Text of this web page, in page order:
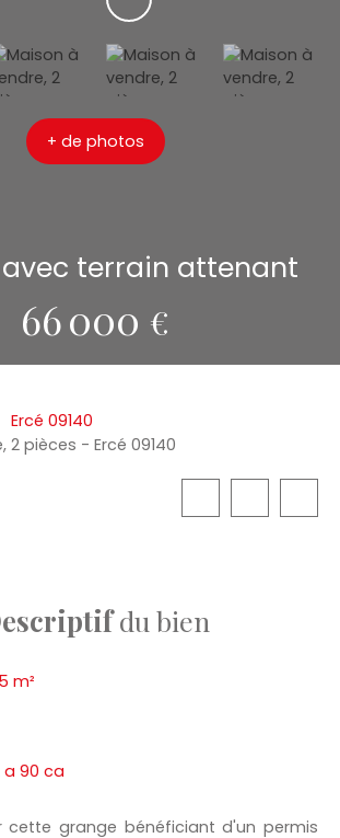
+ de photos
terrain attenant
66 000 €
Ercé 09140
2 pièces - Ercé 09140
du bien
m²
a 90 ca
cette grange bénéficiant d'un permis